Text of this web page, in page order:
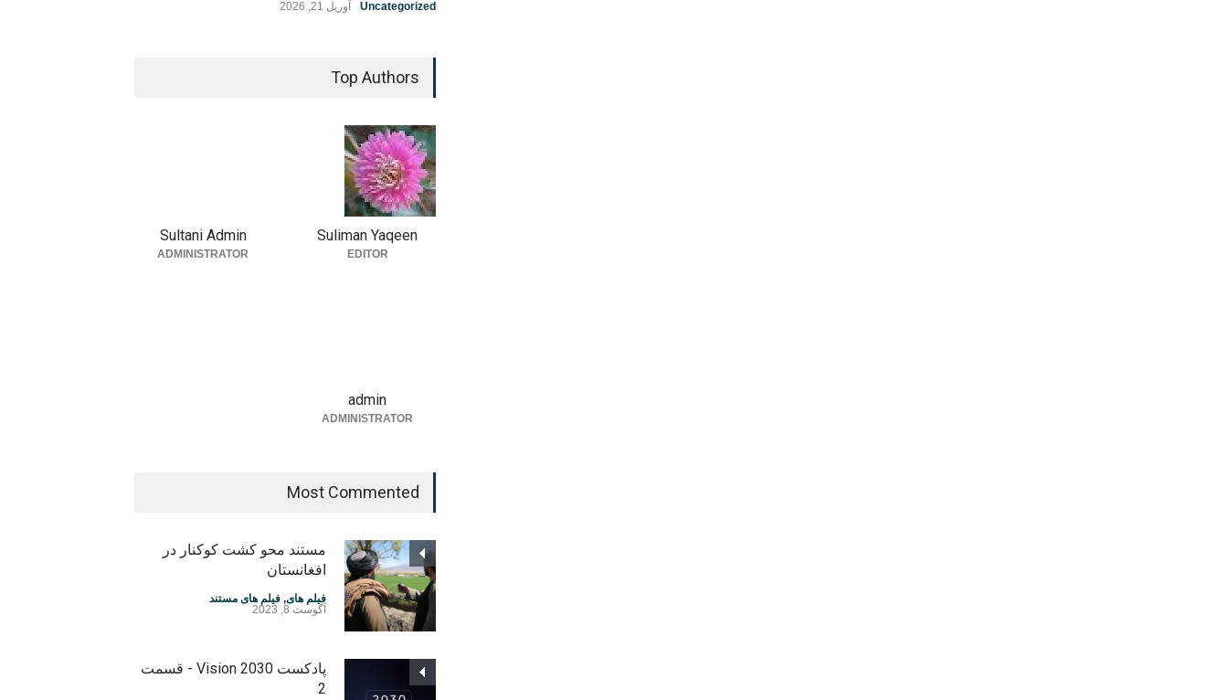
Uncategorized آوریل 21, 2026
Top Authors
Suliman Yaqeen
EDITOR
Sultani Admin
ADMINISTRATOR
admin
ADMINISTRATOR
Most Commented
مستند محو کشت کوکنار در
افغانستان
فیلم های, فیلم های مستند
آگوست 8, 2023
پادکست Vision 2030 - قسمت
2